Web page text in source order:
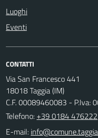
Luoghi
Eventi
CONTATTI
Via San Francesco 441
18018 Taggia (IM)
C.F. 00089460083 - P.Iva:
Telefono: +39 0184 476222
E-mail: